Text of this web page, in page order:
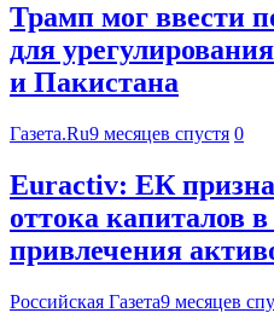
Трамп мог ввести
для
и Пакистана
Газета.Ru9 месяцев спустя 0
Euractiv: ЕК
оттока капиталов в
привлечения
Российская Газета9 месяцев